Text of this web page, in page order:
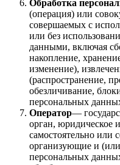
Обработка
(операция) или
совершаемых с
или без
данными, включая
накопление,
изменение),
(распространение,
обезличивание,
персональных
Оператор—
орган, юридическое
самостоятельно или
организующие и
персональных